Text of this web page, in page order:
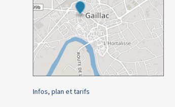
Infos, plan et tarifs